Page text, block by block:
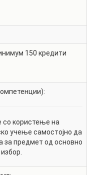
150 кредити
со користење на
учење самостојно да
за предмет од основно